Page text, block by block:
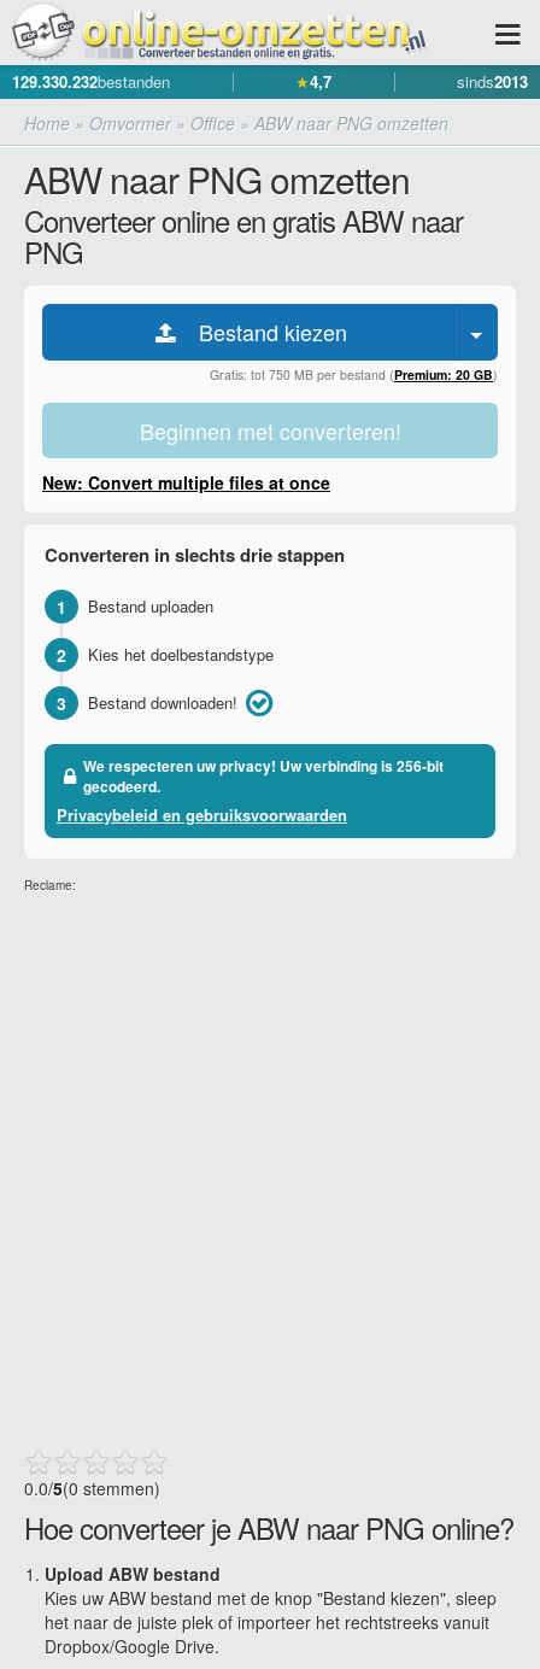
129.330.232bestanden ★4,7 sinds2013
Home » Omvormer» Office » ABW naar PNG omzetten
ABW naar PNG omzetten
Converteer online en gratis ABW naar
PNG
Bestand kiezen
Gratis: tot 750 MB per bestand (Premium: 20 GB)
Beginnen met converteren!
New: Convert multiple files at once
Converteren in slechts drie stappen
1 Bestand uploaden
2 Kies het doelbestandstype
3 Bestand downloaden!
We respecteren uw privacy! Uw verbinding is 256-bit
gecodeerd.
Privacybeleid en gebruiksvoorwaarden
Reclame:
0.0/5(0 stemmen)
Hoe converteer je ABW naar PNG online?
Upload ABW bestand
Kies uw ABW bestand met de knop "Bestand kiezen", sleep
het naar de juiste plek of importeer het rechtstreeks vanuit
Dropbox/Google Drive.